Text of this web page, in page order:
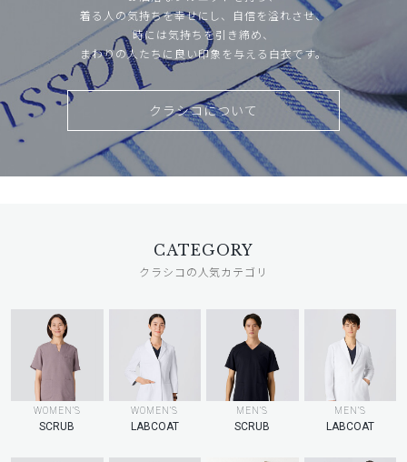
着る人の気持ちを幸せにし、自信を溢れさせ、
時には気持ちを引き締め、
まわりの人たちに良い印象を与える白衣です。
クラシコについて
CATEGORY
クラシコの人気カテゴリ
WOMEN’S
SCRUB
WOMEN’S
LABCOAT
MEN’S
SCRUB
MEN’S
LABCOAT